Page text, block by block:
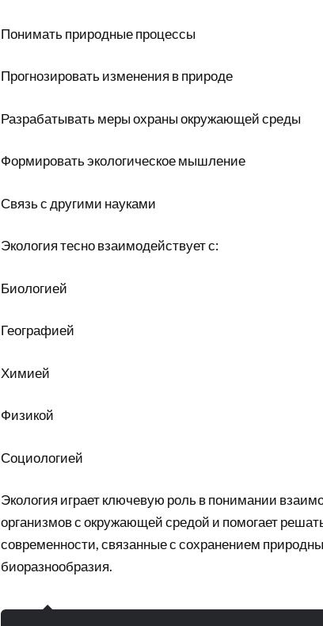
Понимать природные процессы
Прогнозировать изменения в природе
Разрабатывать меры охраны окружающей среды
Формировать экологическое мышление
Связь с другими науками
Экология тесно взаимодействует с:
Биологией
Географией
Химией
Физикой
Социологией
Экология играет ключевую роль в понимании
организмов с окружающей средой и помогает
современности, связанные с сохранением
биоразнообразия.